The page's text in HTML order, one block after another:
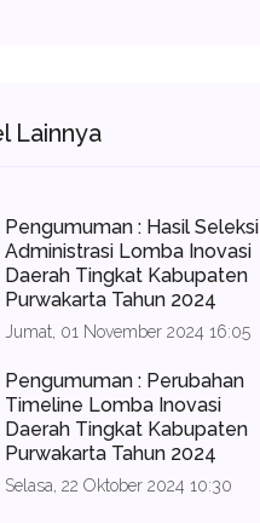
Lainnya
Pengumuman : Hasil Seleksi
Administrasi Lomba Inovasi
Daerah Tingkat Kabupaten
Purwakarta Tahun 2024
Jumat, 01 November 2024 16:05
Pengumuman : Perubahan
Timeline Lomba Inovasi
Daerah Tingkat Kabupaten
Purwakarta Tahun 2024
Selasa, 22 Oktober 2024 10:30